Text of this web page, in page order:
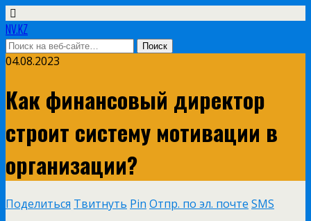
NV.KZ
04.08.2023
Как финансовый директор
строит систему мотивации в
организации?
Поделиться Твитнуть Pin Отпр. по эл. почте SMS